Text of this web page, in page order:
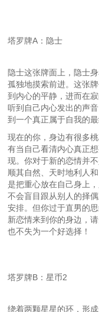
塔罗牌A：隐士
隐士这张牌面上，隐士
孤独地摸索前进。这张
到内心的平静，进而在
听到自己内心发出的声
到一个真正属于自我的最
现在的你，身边有很多
有当自己看清内心真正
现。你对于新的恋情并
顺其自然、天时地利人
是把重心放在自己身上
不会盲目跟从别人的择
安排。但你过于直男的
新恋情来到你的身边，
也不失为一个好选择！
塔罗牌B：星币2
绕着两颗星星的环，形